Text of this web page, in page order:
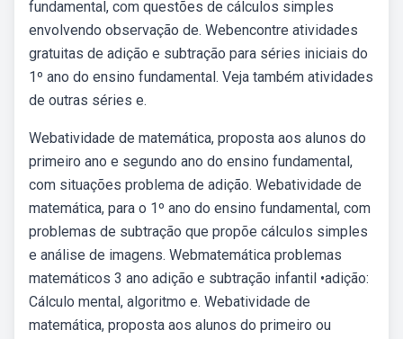
fundamental, com questões de cálculos simples
envolvendo observação de. Webencontre atividades
gratuitas de adição e subtração para séries iniciais do
1º ano do ensino fundamental. Veja também atividades
de outras séries e.
Webatividade de matemática, proposta aos alunos do
primeiro ano e segundo ano do ensino fundamental,
com situações problema de adição. Webatividade de
matemática, para o 1º ano do ensino fundamental, com
problemas de subtração que propõe cálculos simples
e análise de imagens. Webmatemática problemas
matemáticos 3 ano adição e subtração infantil •adição:
Cálculo mental, algoritmo e. Webatividade de
matemática, proposta aos alunos do primeiro ou